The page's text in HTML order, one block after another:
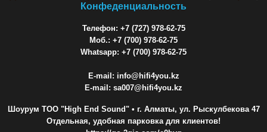
Конфеденциальность
Телефон: +7 (727) 978-62-75
Моб.: +7 (700) 978-62-75
Whatsapp: +7 (700) 978-62-75
E-mail: info@hifi4you.kz
E-mail: sa007@hifi4you.kz
Шоурум ТОО "High End Sound"• г. Алматы, ул. Рыскулбекова 47
Отдельная, удобная парковка для клиентов!